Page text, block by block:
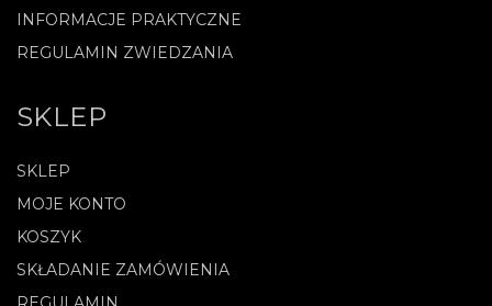
INFORMACJE PRAKTYCZNE
REGULAMIN ZWIEDZANIA
SKLEP
SKLEP
MOJE KONTO
KOSZYK
SKŁADANIE ZAMÓWIENIA